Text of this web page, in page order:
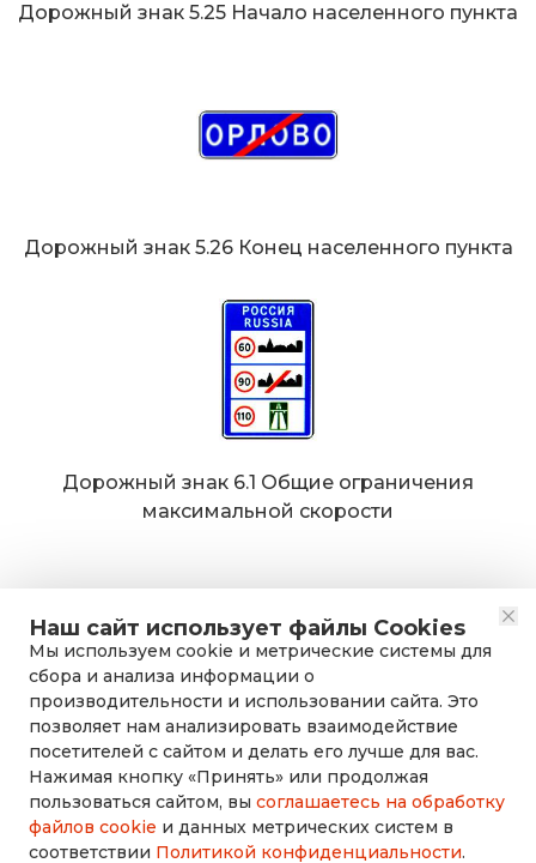
Наш сайт использует файлы Cookies
Мы используем cookie и метрические системы для
сбора и анализа информации о
производительности и использовании сайта. Это
позволяет нам анализировать взаимодействие
посетителей с сайтом и делать его лучше для вас.
Нажимая кнопку «Принять» или продолжая
пользоваться сайтом, вы соглашаетесь на обработку
файлов cookie и данных метрических систем в
соответствии Политикой конфиденциальности.
Дорожный знак 5.25 Начало населенного пункта
Дорожный знак 5.26 Конец населенного пункта
Дорожный знак 6.1 Общие ограничения
максимальной скорости
rusdorznak@mail.ru